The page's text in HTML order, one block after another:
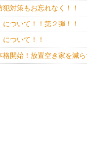
対策もお忘れなく！！
について！！第２弾！！
について！！
格開始！放置空き家を減ら